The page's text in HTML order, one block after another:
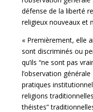
défense de la liberté
religieux nouveaux et
« Premièrement, elle
sont discriminés ou
qu’ils “ne sont pas
l’observation
pratiques
religions
théistes”